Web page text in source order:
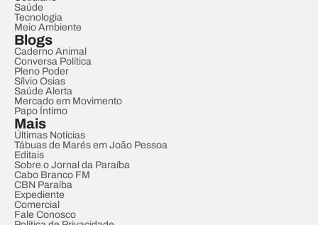
Saúde
Tecnologia
Meio Ambiente
Blogs
Caderno Animal
Conversa Política
Pleno Poder
Sílvio Osias
Saúde Alerta
Mercado em Movimento
Papo Íntimo
Mais
Últimas Notícias
Tábuas de Marés em João Pessoa
Editais
Sobre o Jornal da Paraíba
Cabo Branco FM
CBN Paraíba
Expediente
Comercial
Fale Conosco